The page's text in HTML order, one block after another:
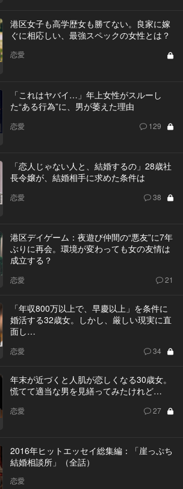
港区女子も高学歴女も勝てない。良家に嫁
ぐに相応しい、最強スペックの女性とは？
恋愛
「これはヤバイ…」年上女性がスルーし
た“ある行為”に、男が萎えた理由
恋愛 129
「恋人じゃない人と、結婚するの」28歳社
長令嬢が、結婚相手に求めた条件は
恋愛 38
港区デイゲーム：夜遊び仲間の“悪友”に7年
ぶりに再会。環境が変わっても女の友情は
成立する？
恋愛 21
「年収800万以上で、早慶以上」を条件に
婚活する32歳女。しかし、厳しい現実に直
面し…
恋愛 34
年末が近づくと人肌が恋しくなる30歳女。
慌てて適当な男を見繕ってみたけれど…
恋愛 27
2016年ヒットエッセイ総集編：「崖っぷち
結婚相談所」（全話）
恋愛